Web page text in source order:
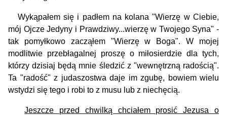
Wykąpałem się i padłem na kolana "Wierzę w Ciebie,
mój Ojcze Jedyny i Prawdziwy...wierzę w Twojego Syna" -
tak pomyłkowo zacząłem "Wierzę w Boga". W mojej
modlitwie przebłagalnej proszę o miłosierdzie dla tych,
którzy dzisiaj będą mnie śledzić z "wewnętrzną radością".
Ta "radość" z judaszostwa daje im zgubę, bowiem wielu
wstydzi się tego i robi to z musu lub z niechęcią.
Jeszcze przed chwilką chciałem prosić Jezusa o